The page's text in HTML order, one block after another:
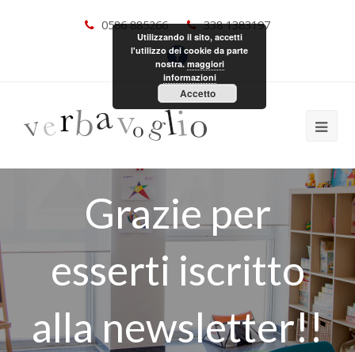
0586 885266 338 1383197
Grazie per
esserti iscritto
alla newsletter!!
Utilizzando il sito, accetti
l'utilizzo dei cookie da parte
nostra.maggiori
informazioni
Accetto